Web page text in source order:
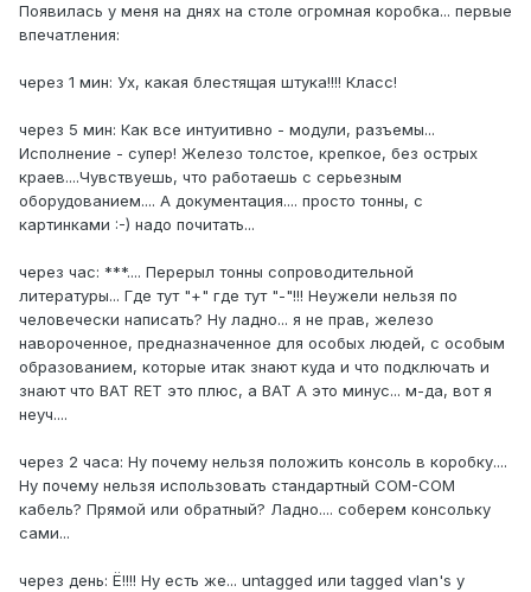
Появилась у меня на днях на столе огромная коробка... первые
впечатления:
через 1 мин: Ух, какая блестящая штука!!!! Класс!
через 5 мин: Как все интуитивно - модули, разъемы...
Исполнение - супер! Железо толстое, крепкое, без острых
краев....Чувствуешь, что работаешь с серьезным
оборудованием.... А документация.... просто тонны, с
картинками :-) надо почитать...
через час: ***.... Перерыл тонны сопроводительной
литературы... Где тут "+" где тут "-"!!! Неужели нельзя по
человечески написать? Ну ладно... я не прав, железо
навороченное, предназначенное для особых людей, с особым
образованием, которые итак знают куда и что подключать и
знают что BAT RET это плюс, а BAT A это минус... м-да, вот я
неуч....
через 2 часа: Ну почему нельзя положить консоль в коробку....
Ну почему нельзя использовать стандартный COM-COM
кабель? Прямой или обратный? Ладно.... соберем консольку
сами...
через день: Ё!!!! Ну есть же... untagged или tagged vlan's у